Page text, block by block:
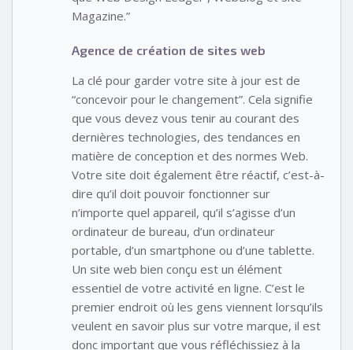
Magazine.”
Agence de création de sites web
La clé pour garder votre site à jour est de
“concevoir pour le changement”. Cela signifie
que vous devez vous tenir au courant des
dernières technologies, des tendances en
matière de conception et des normes Web.
Votre site doit également être réactif, c’est-à-
dire qu’il doit pouvoir fonctionner sur
n’importe quel appareil, qu’il s’agisse d’un
ordinateur de bureau, d’un ordinateur
portable, d’un smartphone ou d’une tablette.
Un site web bien conçu est un élément
essentiel de votre activité en ligne. C’est le
premier endroit où les gens viennent lorsqu’ils
veulent en savoir plus sur votre marque, il est
donc important que vous réfléchissiez à la